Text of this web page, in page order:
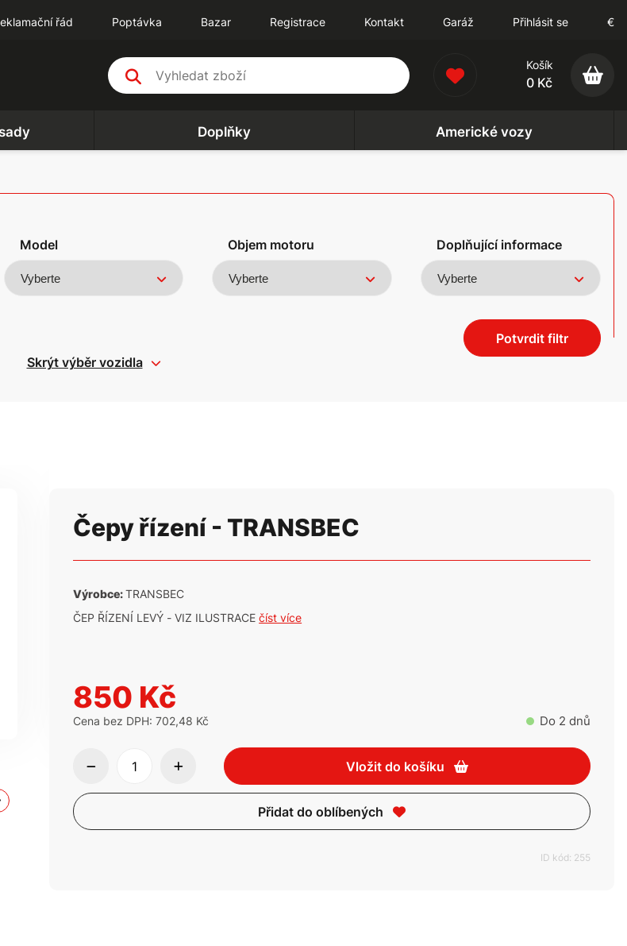
řád Poptávka Bazar Registrace Kontakt Garáž Přihlásit se €
Košík
0 Kč
Doplňky Americké vozy
Model Objem motoru Doplňující informace
Potvrdit filtr
Skrýt výběr vozidla
Čepy řízení - TRANSBEC
Výrobce:TRANSBEC
ČEP ŘÍZENÍ LEVÝ - VIZ ILUSTRACE číst více
850 Kč
Cena bez DPH: 702,48 Kč Do 2 dnů
Vložit do košíku
Přidat do oblíbených
ID kód: 255